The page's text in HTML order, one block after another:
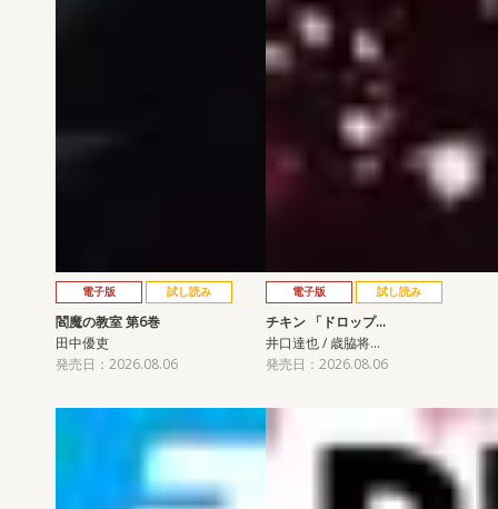
電子版 試し読み
閻魔の教室 第6巻
田中優吏
発売日：2026.08.06
電子版 試し読み
チキン 「ドロップ…
井口達也 / 歳脇将…
発売日：2026.08.06